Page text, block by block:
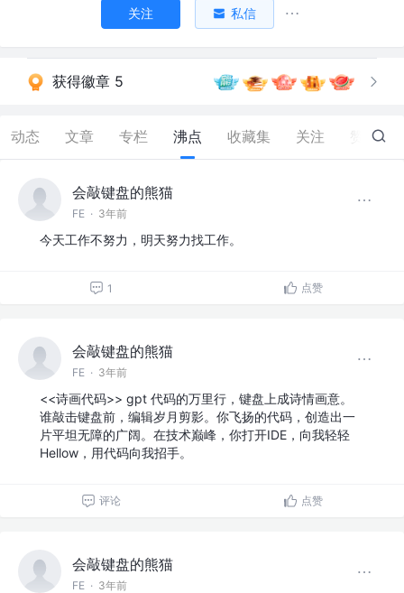
关注 私信
获得徽章 5
动态 文章 专栏 沸点 收藏集 关注 280
会敲键盘的熊猫
FE · 3年前
今天工作不努力，明天努力找工作。
1 点赞
会敲键盘的熊猫
FE · 3年前
<<诗画代码>> gpt 代码的万里行，键盘上成诗情画意。
谁敲击键盘前，编辑岁月剪影。你飞扬的代码，创造出一
片平坦无障的广阔。在技术巅峰，你打开IDE，向我轻轻
Hellow，用代码向我招手。
评论 点赞
会敲键盘的熊猫
FE · 3年前